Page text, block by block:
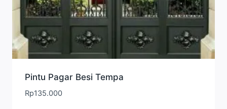
Pintu Pagar Besi Tempa
Rp135.000